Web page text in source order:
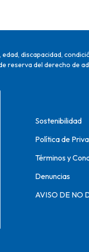
discapacidad,
reserva del derecho de
Sostenibilidad
Política de
Términos y
Denuncias
AVISO DE NO